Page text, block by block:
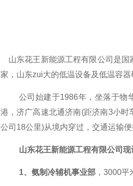
山东花王新能源工程有限公司是
家，山东zui大的低温设备及低温容器
公司 始建于1986年 ， 坐落于物
港，济广高速北通济南(距济南3小时
公司18公里)从境内穿过，交通运输便
山东花王新能源工程有限公司 现
1、氨制冷辅机事业部， 3000平